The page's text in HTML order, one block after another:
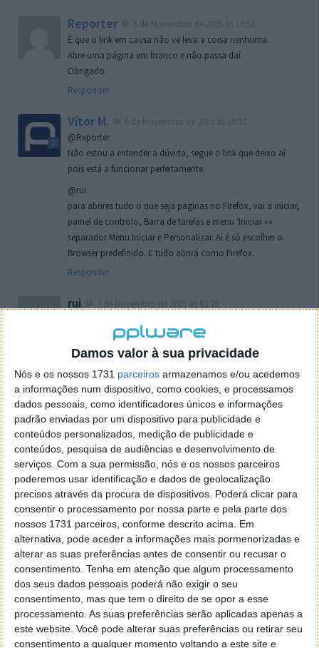
Damos valor à sua privacidade
Nós e os nossos 1731 parceiros armazenamos e/ou acedemos
a informações num dispositivo, como cookies, e processamos
dados pessoais, como identificadores únicos e informações
padrão enviadas por um dispositivo para publicidade e
conteúdos personalizados, medição de publicidade e
conteúdos, pesquisa de audiências e desenvolvimento de
serviços. Com a sua permissão, nós e os nossos parceiros
poderemos usar identificação e dados de geolocalização
precisos através da procura de dispositivos. Poderá clicar para
consentir o processamento por nossa parte e pela parte dos
nossos 1731 parceiros, conforme descrito acima. Em
alternativa, pode aceder a informações mais pormenorizadas e
alterar as suas preferências antes de consentir ou recusar o
consentimento. Tenha em atenção que algum processamento
dos seus dados pessoais poderá não exigir o seu
consentimento, mas que tem o direito de se opor a esse
processamento. As suas preferências serão aplicadas apenas a
este website. Você pode alterar suas preferências ou retirar seu
consentimento a qualquer momento voltando a este site e
Reporter
É que o link em causa não ve leva a coisa nenhuma.
Abre uma página em branco e não passa daí.
Obrigado.
Responder
Vítor M.
@Reporter
Não estou a entender a dúvida, segue o link que deixo aí
pois está a funcionar perfeitamente.
@rui
para abrires tudo o que seja paginas no Firefox, vai a iniciar,
painel de controlo, Barra de tarefas e menu ‘Iniciar »»
separador Menu Iniciar e Personalizar. Aí é só escolher o
Browser predefinido. E tudo abrirá como Firefox.
Responder
rui
localizaçao referida n se encontra la nada k me permita por
o firefox como browser predefenido
Ja percorri o painel
tentei apagar o explorer na tentativa de forçar o uso do
firefox mas em vao. Kaso te lembres de outra dica fico
agradecido, caso contrario obrigado a mesma
Responder
Vítor M.
7 de Novembro de 2005 às 01:39
@Reporter
Desculpa mas o link funciona. Seja como for segue por mail
o MSn Messenger 8.
Responder
Vítor M.
@Rui
Tens de encontrar o que te falei. Faz da seguinte maneira,
janela iniciar e no topo dessa janela com o botão direito do
rato faz propriedades. Depois no separador Menu ‘Iniciar’
clica no botão ‘Personalizar’ aí encontrarás no separador